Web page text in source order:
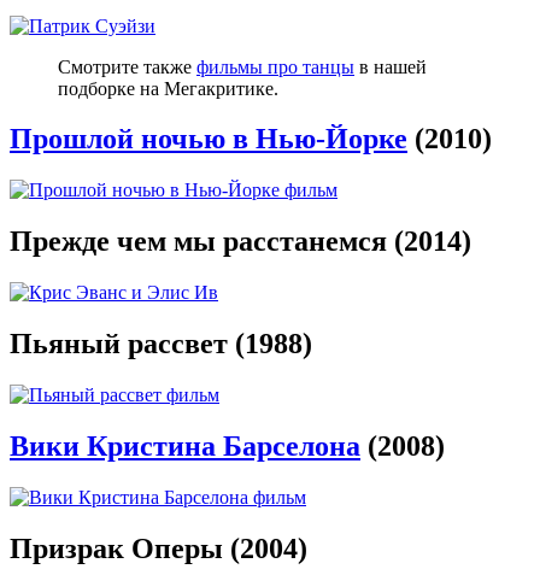
Смотрите также фильмы про танцы в нашей
подборке на Мегакритике.
Прошлой ночью в Нью-Йорке (2010)
Прежде чем мы расстанемся (2014)
Пьяный рассвет (1988)
Вики Кристина Барселона (2008)
Призрак Оперы (2004)